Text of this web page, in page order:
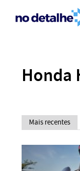
Honda
Mais recentes